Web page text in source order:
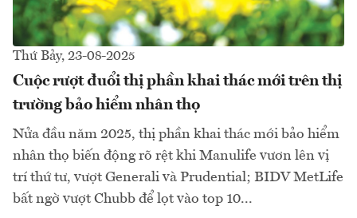
Thứ Bảy, 23-08-2025
Cuộc rượt đuổi thị phần khai thác mới trên thị
trường bảo hiểm nhân thọ
Nửa đầu năm 2025, thị phần khai thác mới bảo hiểm
nhân thọ biến động rõ rệt khi Manulife vươn lên vị
trí thứ tư, vượt Generali và Prudential; BIDV MetLife
bất ngờ vượt Chubb để lọt vào top 10...